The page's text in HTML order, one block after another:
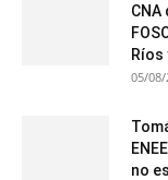
Ríos
05/08/
no